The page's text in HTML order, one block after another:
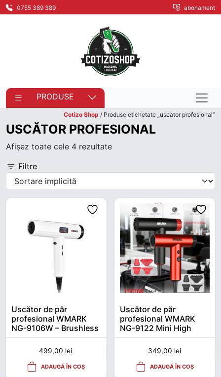
0755 389 389 abonament
PRODUSE
Cotizo Shop / Produse etichetate „uscător profesional”
USCĂTOR PROFESIONAL
Afișez toate cele 4 rezultate
Filtre
Uscător de păr
profesional WMARK
NG-9106W – Brushless
2000W, 100.000 RPM
499,00 lei
ADAUGĂ ÎN COȘ
Uscător de păr
profesional WMARK
NG-9122 Mini High
Speed – Motor BLDC
105.000 RPM, 1600W,
349,00 lei
ADAUGĂ ÎN COȘ